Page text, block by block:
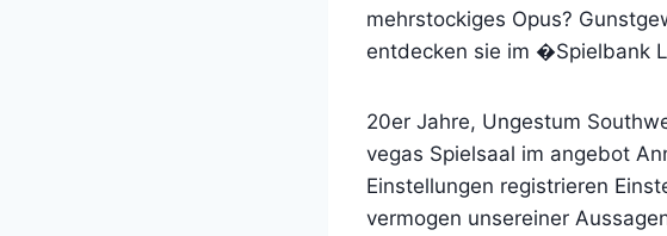
mehrstockiges Opus?
entdecken sie im �Spielbank
20er Jahre, Ungestum
vegas Spielsaal im angebot
Einstellungen registrieren
vermogen unsereiner